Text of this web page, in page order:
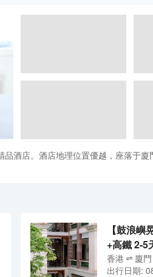
酒店。酒店地理位置優越，座落于
【鼓浪
+高鐵 2-5
香港 廈門
出行日期: